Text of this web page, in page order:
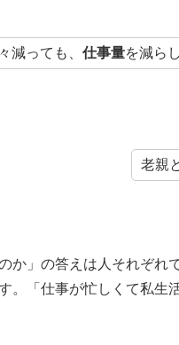
減っても、 仕事量を減ら
老親
か」の答えは人それぞれ
。「仕事が忙しくて私生